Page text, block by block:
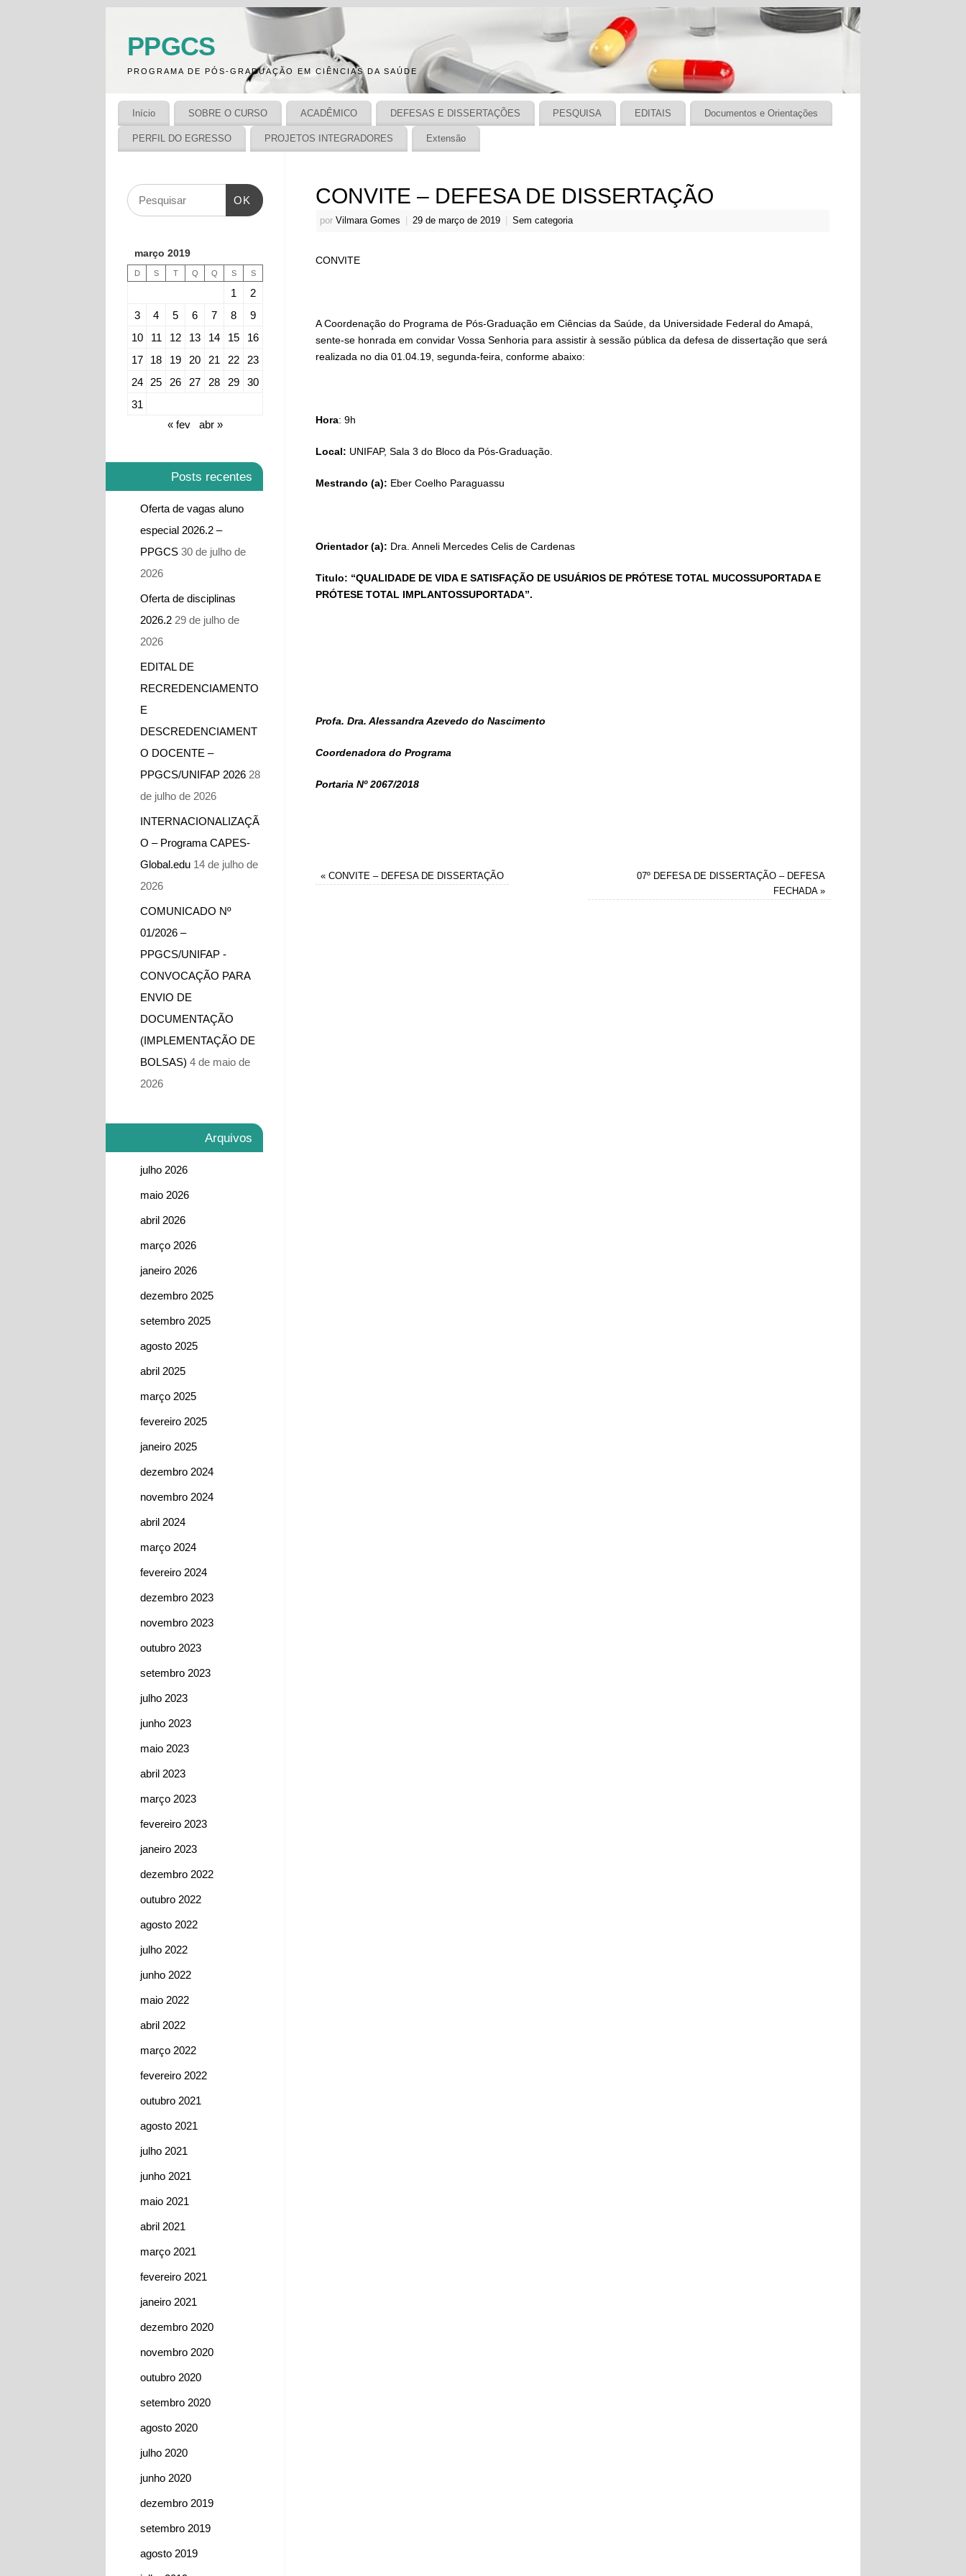
PPGCS
PROGRAMA DE PÓS-GRADUAÇÃO EM CIÊNCIAS DA SAÚDE
Início SOBRE O CURSO ACADÊMICO DEFESAS E DISSERTAÇÕES PESQUISA EDITAIS Documentos e Orientações
PERFIL DO EGRESSO PROJETOS INTEGRADORES Extensão
CONVITE – DEFESA DE DISSERTAÇÃO
por Vilmara Gomes 29 de março de 2019 Sem categoria
CONVITE
A Coordenação do Programa de Pós-Graduação em Ciências da Saúde, da Universidade Federal do Amapá,
sente-se honrada em convidar Vossa Senhoria para assistir à sessão pública da defesa de dissertação que será
realizada no dia 01.04.19, segunda-feira, conforme abaixo:
Hora: 9h
Local: UNIFAP, Sala 3 do Bloco da Pós-Graduação.
Mestrando (a): Eber Coelho Paraguassu
Orientador (a): Dra. Anneli Mercedes Celis de Cardenas
Titulo: “QUALIDADE DE VIDA E SATISFAÇÃO DE USUÁRIOS DE PRÓTESE TOTAL MUCOSSUPORTADA E
PRÓTESE TOTAL IMPLANTOSSUPORTADA”.
Profa. Dra. Alessandra Azevedo do Nascimento
Coordenadora do Programa
Portaria Nº 2067/2018
« CONVITE – DEFESA DE DISSERTAÇÃO
07º DEFESA DE DISSERTAÇÃO – DEFESA
FECHADA »
OK
março 2019
D S T Q Q S S
1
2
3
4 5 6 7 8
9
10
11 12 13 14 15
16
17
18 19 20 21 22
23
24
25 26 27 28 29
30
31
« fev
abr »
Posts recentes
Oferta de vagas aluno
especial 2026.2 –
PPGCS 30 de julho de
2026
Oferta de disciplinas
2026.2 29 de julho de
2026
EDITAL DE
RECREDENCIAMENTO
E
DESCREDENCIAMENT
O DOCENTE –
PPGCS/UNIFAP 2026 28
de julho de 2026
INTERNACIONALIZAÇÃ
O – Programa CAPES-
Global.edu 14 de julho de
2026
COMUNICADO Nº
01/2026 –
PPGCS/UNIFAP -​
CONVOCAÇÃO PARA
ENVIO DE
DOCUMENTAÇÃO
(IMPLEMENTAÇÃO DE
BOLSAS) 4 de maio de
2026
Arquivos
julho 2026
maio 2026
abril 2026
março 2026
janeiro 2026
dezembro 2025
setembro 2025
agosto 2025
abril 2025
março 2025
fevereiro 2025
janeiro 2025
dezembro 2024
novembro 2024
abril 2024
março 2024
fevereiro 2024
dezembro 2023
novembro 2023
outubro 2023
setembro 2023
julho 2023
junho 2023
maio 2023
abril 2023
março 2023
fevereiro 2023
janeiro 2023
dezembro 2022
outubro 2022
agosto 2022
julho 2022
junho 2022
maio 2022
abril 2022
março 2022
fevereiro 2022
outubro 2021
agosto 2021
julho 2021
junho 2021
maio 2021
abril 2021
março 2021
fevereiro 2021
janeiro 2021
dezembro 2020
novembro 2020
outubro 2020
setembro 2020
agosto 2020
julho 2020
junho 2020
dezembro 2019
setembro 2019
agosto 2019